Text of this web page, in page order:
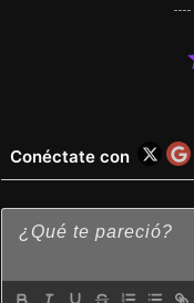
Conéctate con